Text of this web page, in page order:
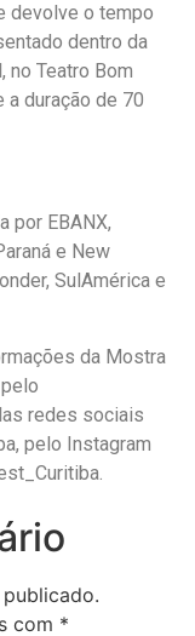
devolve o tempo
dentro da
no Teatro Bom
duração de 70
por EBANX,
e New
SulAmérica e
da Mostra
redes sociais
pelo Instagram
com *